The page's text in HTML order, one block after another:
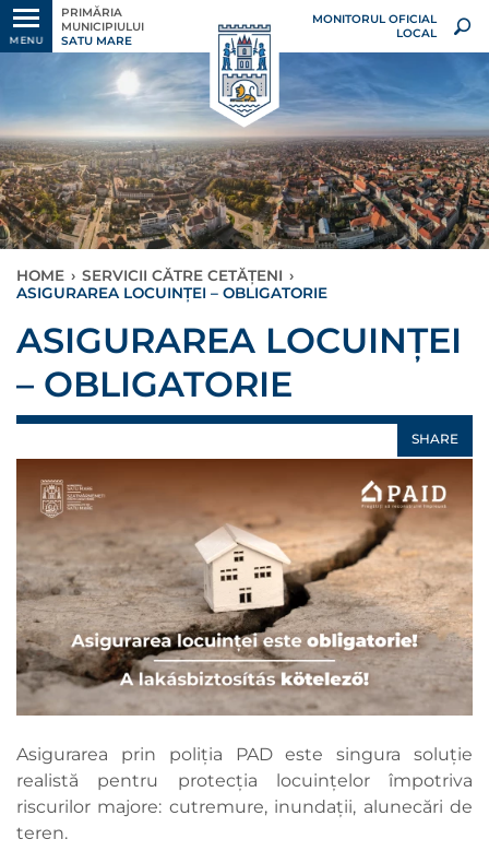
MENU
PRIMĂRIA
MUNICIPIULUI
SATU MARE
MONITORUL OFICIAL
LOCAL
HOME › SERVICII CĂTRE CETĂȚENI ›
ASIGURAREA LOCUINȚEI – OBLIGATORIE
ASIGURAREA LOCUINȚEI
– OBLIGATORIE
SHARE
Asigurarea prin poliția PAD este singura soluție
realistă pentru protecția locuințelor împotriva
riscurilor majore: cutremure, inundații, alunecări de
teren.